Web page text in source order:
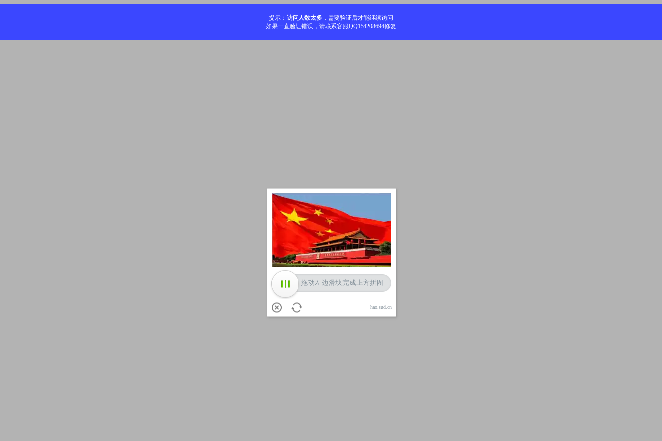
提示： 访问人数太多 ，需要验证后才能继续访问
如果一直验证错误，请联系客服QQ154208694修复
加载中
拖动左边滑块完成上方拼图
hao.sud.cn